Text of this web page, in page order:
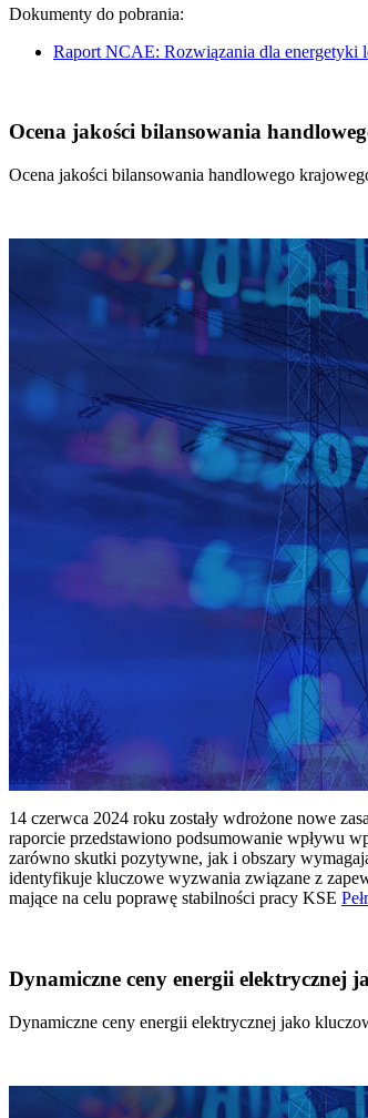
Dokumenty do pobrania:
Raport NCAE: Rozwiązania dla energetyki
Ocena jakości bilansowania
Ocena jakości bilansowania handlowego
14 czerwca 2024 roku zostały wdrożone nowe
raporcie przedstawiono podsumowanie wpływu
zarówno skutki pozytywne, jak i obszary
identyfikuje kluczowe wyzwania związane z
mające na celu poprawę stabilności pracy KSE
Dynamiczne ceny energii elektrycznej
Dynamiczne ceny energii elektrycznej jako